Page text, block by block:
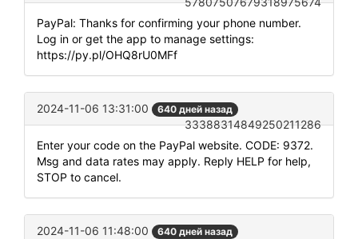
PayPal: Thanks for confirming your phone number.
Log in or get the app to manage settings:
https://py.pl/OHQ8rU0MFf
2024-11-06 13:31:00 640 дней назад
33388314849250211286
Enter your code on the PayPal website. CODE: 9372.
Msg and data rates may apply. Reply HELP for help,
STOP to cancel.
2024-11-06 11:48:00 640 дней назад